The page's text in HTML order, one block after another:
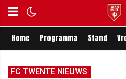
Home Programma Stand
FC TWENTE NIEUWS